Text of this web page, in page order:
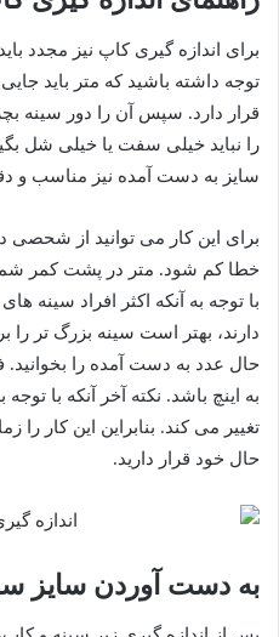
برای اندازه گیری کاپ نیز مجدد
توجه داشته باشید که متر باید
قرار دارد. سپس آن را دور سینه
را نباید خیلی سفت یا خیلی شل
سایز به دست آمده نیز مناسب و
برای این کار می توانید از شحصی
خطا کم شود. متر در پشت کمر
با توجه به آنکه اکثر افراد سینه
دارند، بهتر است سینه بزرگ تر را
حال عدد به دست آمده را بخوانید.
به اینچ باشد. نکته آخر آنکه با
تغییر می کند. بنابراین این کار را
حال خود قرار دارید.
به دست آوردن سایز